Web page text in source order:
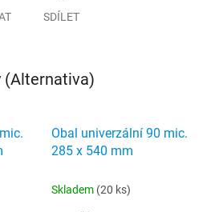
SDÍLET
(Alternativa)
Obal univerzální 90 mic.
285 x 540 mm
Skladem (20 ks)